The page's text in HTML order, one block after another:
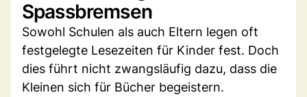
Spassbremsen
Sowohl Schulen als auch Eltern legen oft
festgelegte Lesezeiten für Kinder fest. Doch
dies führt nicht zwangsläufig dazu, dass die
Kleinen sich für Bücher begeistern.